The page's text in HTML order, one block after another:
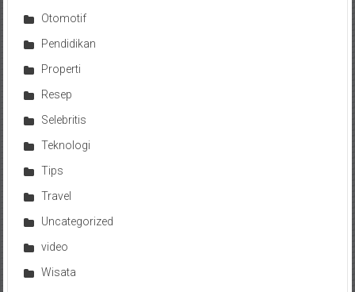
Otomotif
Pendidikan
Properti
Resep
Selebritis
Teknologi
Tips
Travel
Uncategorized
video
Wisata